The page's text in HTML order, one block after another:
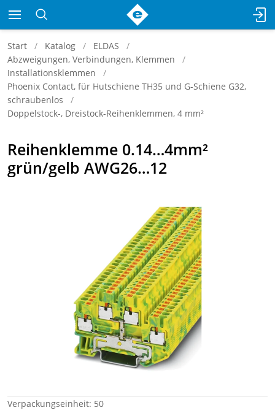
Start Katalog
ELDAS
Abzweigungen, Verbindungen, Klemmen
Installationsklemmen
Phoenix Contact, für Hutschiene TH35 und G-Schiene G32,
schraubenlos
Doppelstock-, Dreistock-Reihenklemmen, 4 mm²
Reihenklemme 0.14…4mm²
grün/gelb AWG26…12
Verpackungseinheit: 50